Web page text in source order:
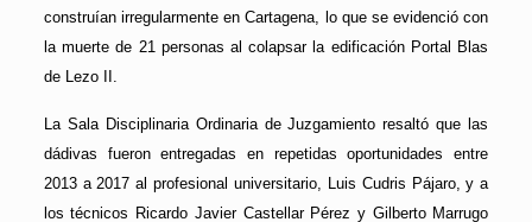
construían irregularmente en Cartagena, lo que se evidenció con
la muerte de 21 personas al colapsar la edificación Portal Blas
de Lezo II.
La Sala Disciplinaria Ordinaria de Juzgamiento resaltó que las
dádivas fueron entregadas en repetidas oportunidades entre
2013 a 2017 al profesional universitario, Luis Cudris Pájaro, y a
los técnicos Ricardo Javier Castellar Pérez y Gilberto Marrugo